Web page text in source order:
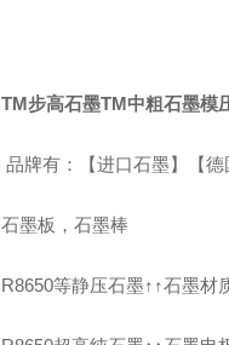
TM步高石墨TM中粗石墨模
品牌有：【进口石墨】【
石墨板，石墨棒
R8650等静压石墨↑↑石墨